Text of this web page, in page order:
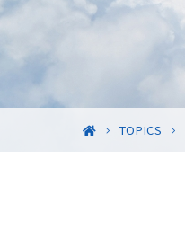
TOPICS